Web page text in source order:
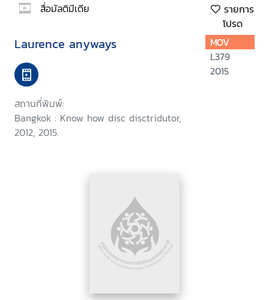
สื่อมัลติมีเดีย
รายการ
โปรด
Laurence anyways
สถานที่พิมพ์:
Bangkok : Know how disc disctridutor,
2012, 2015.
MOV
L379
2015